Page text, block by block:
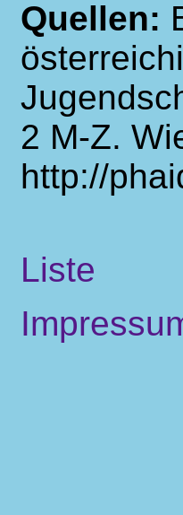
Quellen:
2 M-Z.
http://
Liste